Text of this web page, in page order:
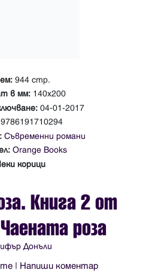
944 стр.
в мм: 140х200
04-01-2017
9786191710294
Съвременни романи
Orange Books
корици
Книга 2 от
роза
Донъли
| Напиши коментар